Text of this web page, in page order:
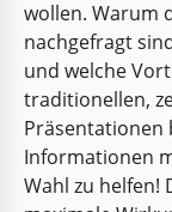
wollen. Warum
nachgefragt
und welche
traditionellen,
Präsentationen
Informationen
Wahl zu helfen!